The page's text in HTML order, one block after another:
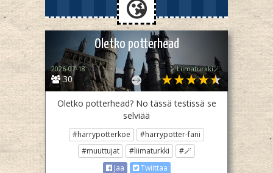
😘
Oletko potterhead
30
2026-07-18 🪄Liimaturkki🪄
Oletko potterhead? No tässä testissä se
selviää
#harrypotterkoe
#harrypotter-fani
#muuttujat
#liimaturkki
#🪄
Jaa
Twiittaa